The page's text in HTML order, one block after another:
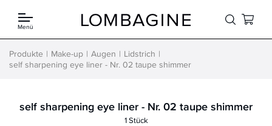
Menü
Produkte Make-up Augen
Lidstrich
self sharpening eye liner - Nr. 02 taupe shimmer
self sharpening eye liner - Nr. 02 taupe shimmer
1 Stück